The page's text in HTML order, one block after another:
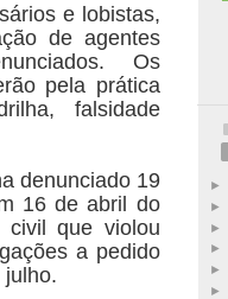
e lobistas,
de agentes
Os
pela prática
falsidade
denunciado 19
16 de abril do
civil que violou
a pedido
julho.
►
►
►
►
►
►